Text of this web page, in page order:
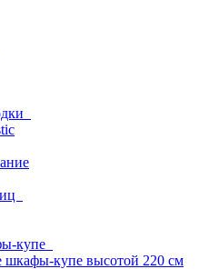
купе
шкафы-купе высотой 220 см